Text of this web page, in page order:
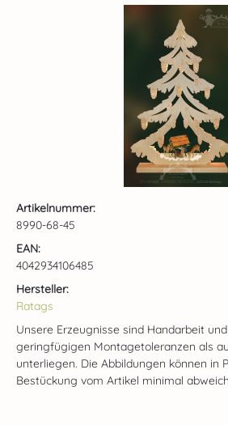
Artikelnummer:
8990-68-45
EAN:
4042934106485
Hersteller:
Ratags
Unsere Erzeugnisse sind Handarbeit
geringfügigen Montagetoleranzen als
unterliegen. Die Abbildungen können in
Bestückung vom Artikel minimal